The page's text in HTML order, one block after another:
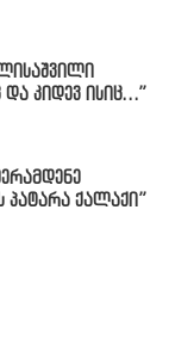
და კიდევ ისიც…”
ქალაქი”